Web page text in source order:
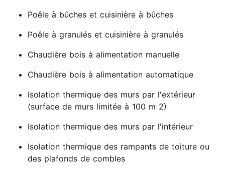
Poêle à bûches et cuisinière à bûches
Poêle à granulés et cuisinière à granulés
Chaudière bois à alimentation manuelle
Chaudière bois à alimentation automatique
Isolation thermique des murs par l'extérieur
(surface de murs limitée à 100 m 2)
Isolation thermique des murs par l'intérieur
Isolation thermique des rampants de toiture ou
des plafonds de combles